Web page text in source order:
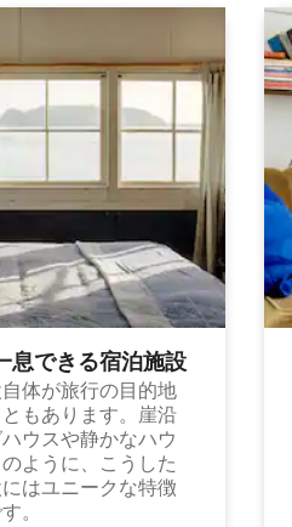
息⁠で⁠き⁠る宿⁠泊施⁠設
体が旅行の目的地
もあります。崖沿
ウスや静かなハウ
ように、こうした
はユニークな特徴
。